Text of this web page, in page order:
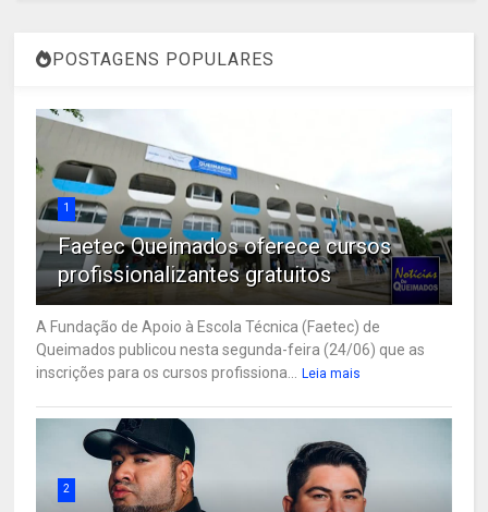
POSTAGENS POPULARES
1
Faetec Queimados oferece cursos
profissionalizantes gratuitos
A Fundação de Apoio à Escola Técnica (Faetec) de
Queimados publicou nesta segunda-feira (24/06) que as
inscrições para os cursos profissiona...
Leia mais
2